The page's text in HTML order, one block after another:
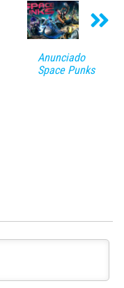
Anunciado
Space Punks